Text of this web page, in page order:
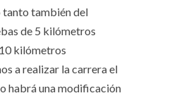
también del
de 5 kilómetros
kilómetros
a realizar la carrera el
habrá una modificación